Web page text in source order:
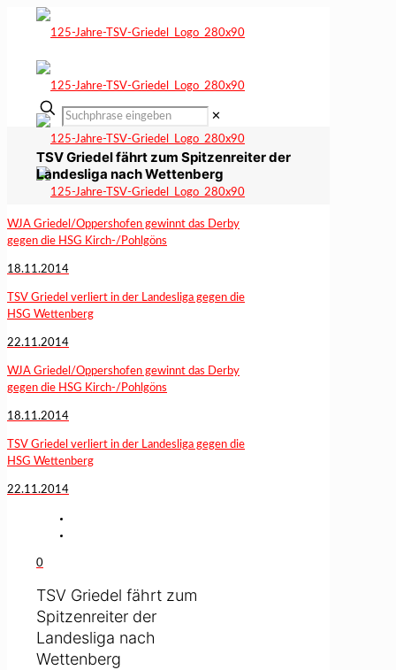
✕
TSV Griedel fährt zum Spitzenreiter der
Landesliga nach Wettenberg
WJA Griedel/Oppershofen gewinnt das Derby
gegen die HSG Kirch-/Pohlgöns
18.11.2014
TSV Griedel verliert in der Landesliga gegen die
HSG Wettenberg
22.11.2014
WJA Griedel/Oppershofen gewinnt das Derby
gegen die HSG Kirch-/Pohlgöns
18.11.2014
TSV Griedel verliert in der Landesliga gegen die
HSG Wettenberg
22.11.2014
0
TSV Griedel fährt zum
Spitzenreiter der
Landesliga nach
Wettenberg